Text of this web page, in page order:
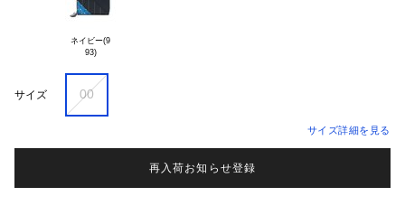
ネイビー(9
93)
サイズ 00
サイズ詳細を見る
再入荷お知らせ登録